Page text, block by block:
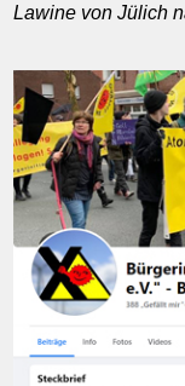
Lawine von Jülich